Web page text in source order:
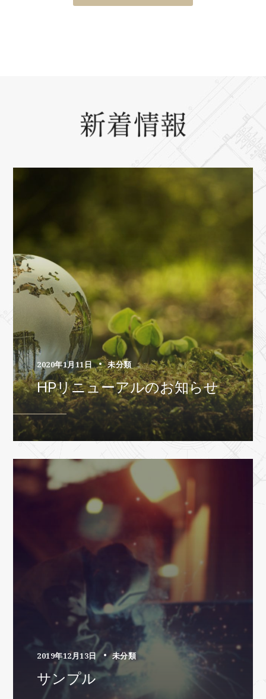
2020年1月11日 未分類
HPリニューアルのお知らせ
2019年12月13日 未分類
サンプル